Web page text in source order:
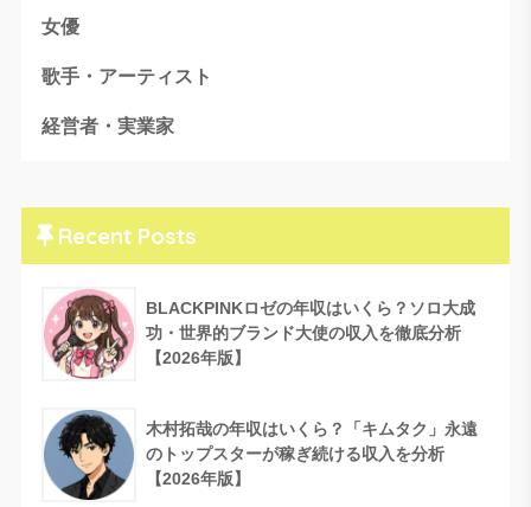
女優
歌手・アーティスト
経営者・実業家
Recent Posts
BLACKPINKロゼの年収はいくら？ソロ大成
功・世界的ブランド大使の収入を徹底分析
【2026年版】
木村拓哉の年収はいくら？「キムタク」永遠
のトップスターが稼ぎ続ける収入を分析
【2026年版】